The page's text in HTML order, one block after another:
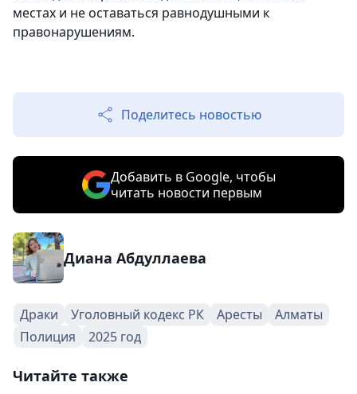
местах и не оставаться равнодушными к
правонарушениям.
Поделитесь новостью
Добавить в Google, чтобы
читать новости первым
Диана Абдуллаева
Драки Уголовный кодекс РК Аресты
Алматы
Полиция
2025 год
Читайте также